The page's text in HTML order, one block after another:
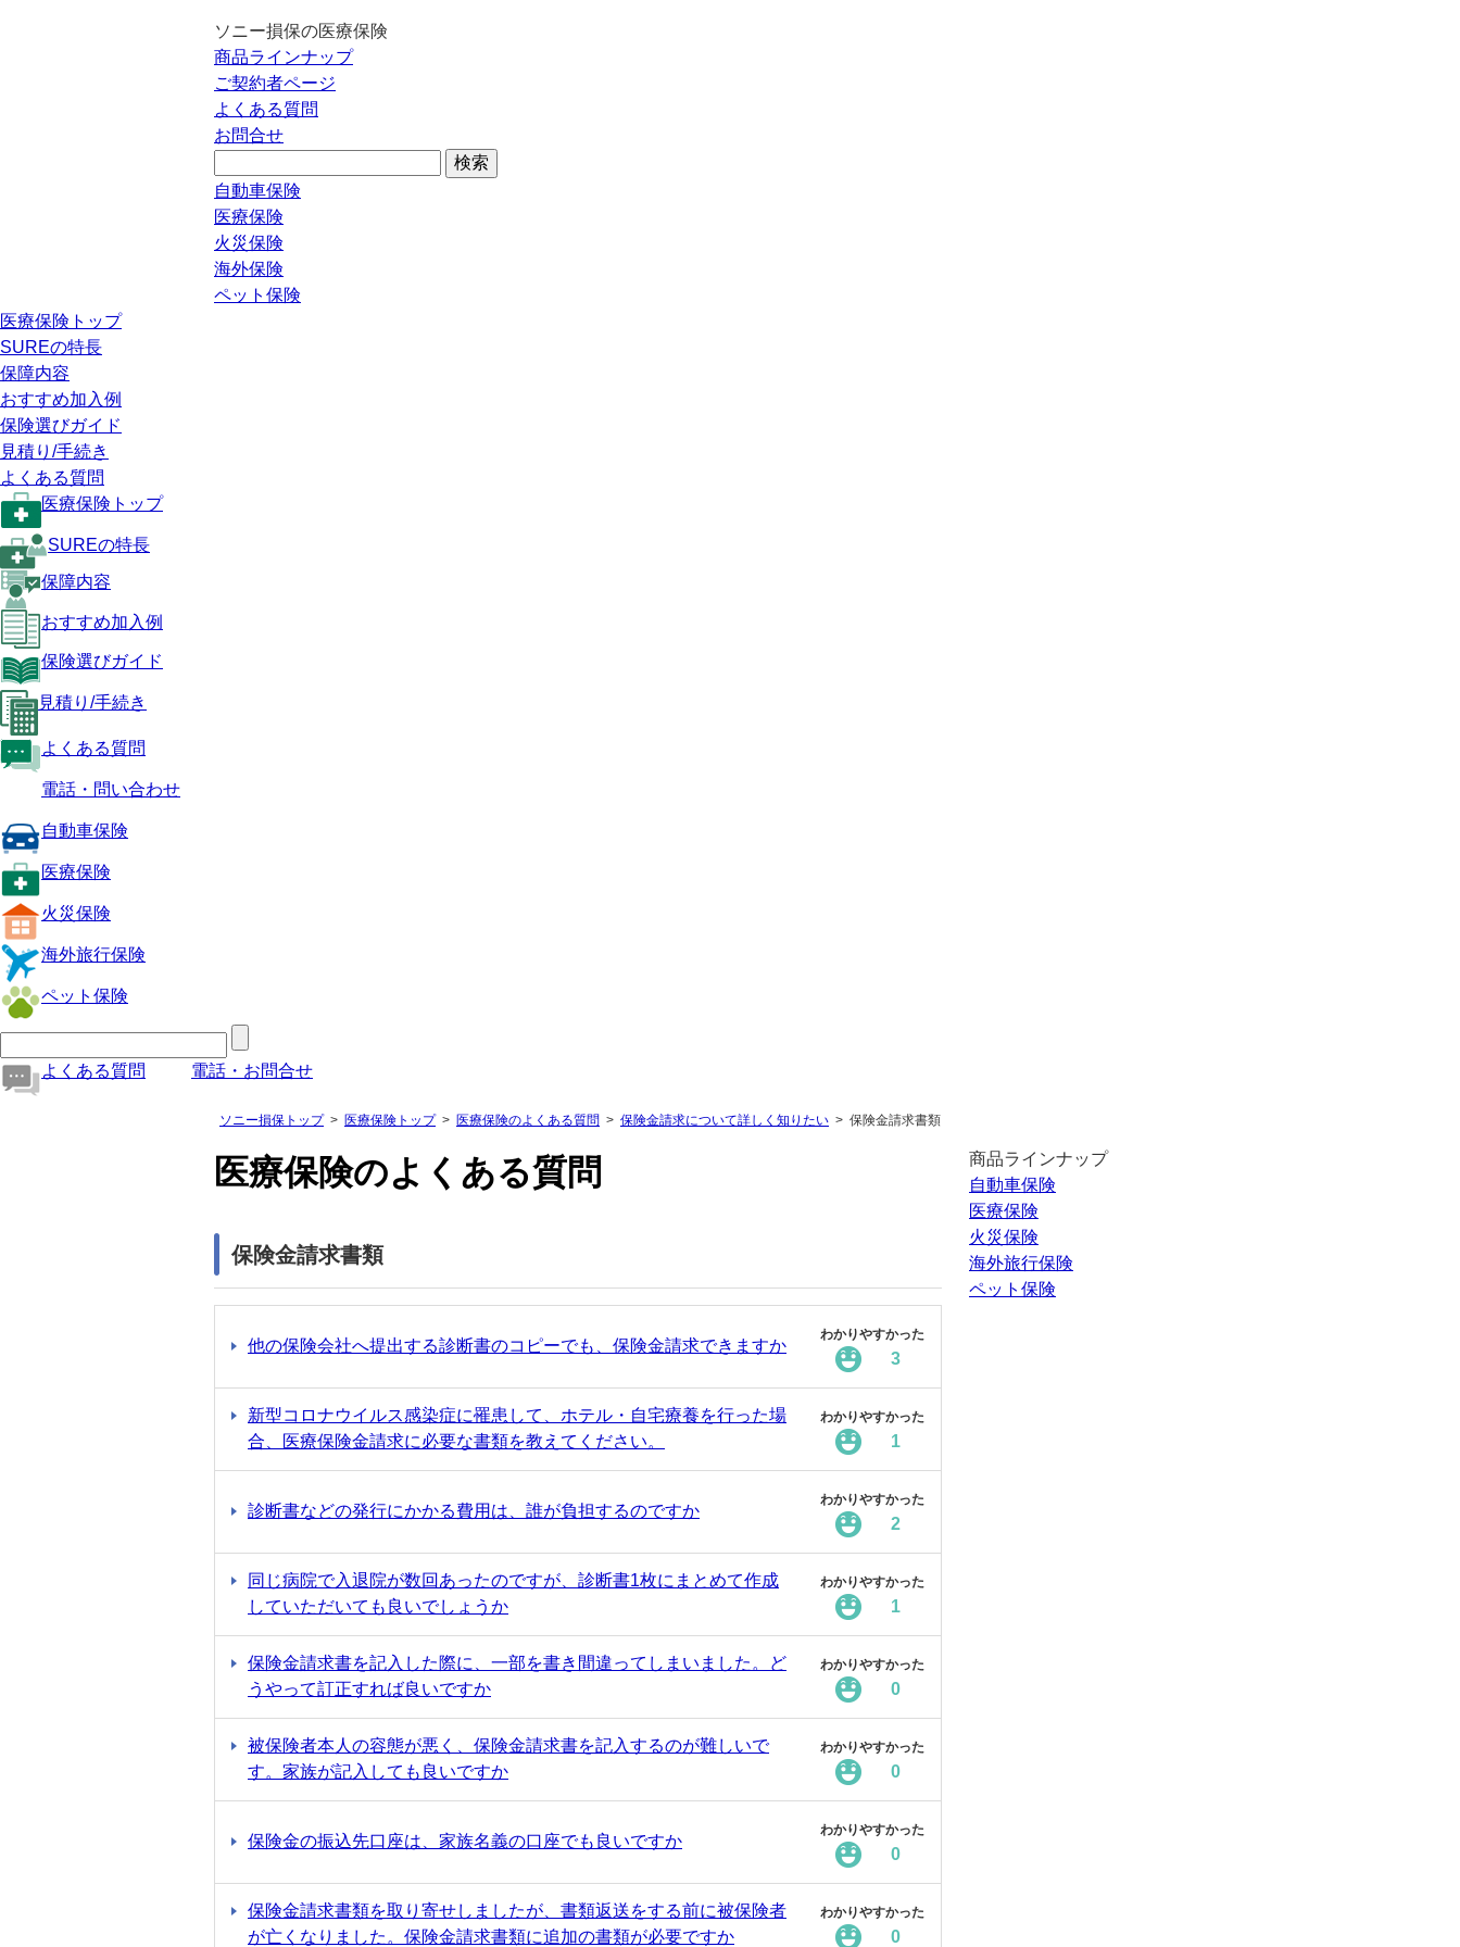
ソニー損保の医療保険
商品ラインナップ
ご契約者ページ
よくある質問
お問合せ
自動車保険
医療保険
火災保険
海外保険
ペット保険
医療保険トップ
SUREの特長
保障内容
おすすめ加入例
保険選びガイド
見積り/手続き
よくある質問
医療保険トップ
SUREの特長
保障内容
おすすめ加入例
保険選びガイド
見積り/手続き
よくある質問
電話・問い合わせ
自動車保険
医療保険
火災保険
海外旅行保険
ペット保険
よくある質問 電話・お問合せ
ソニー損保トップ 医療保険トップ 医療保険のよくある質問 保険金請求について詳しく知りたい 保険金請求書類
医療保険のよくある質問
保険金請求書類
他の保険会社へ提出する診断書のコピーでも、保険金請求できますか
わかりやすかった
3
新型コロナウイルス感染症に罹患して、ホテル・自宅療養を行った場
合、医療保険金請求に必要な書類を教えてください。
わかりやすかった
1
診断書などの発行にかかる費用は、誰が負担するのですか
わかりやすかった
2
同じ病院で入退院が数回あったのですが、診断書1枚にまとめて作成
していただいても良いでしょうか
わかりやすかった
1
保険金請求書を記入した際に、一部を書き間違ってしまいました。ど
うやって訂正すれば良いですか
わかりやすかった
0
被保険者本人の容態が悪く、保険金請求書を記入するのが難しいで
す。家族が記入しても良いですか
わかりやすかった
0
保険金の振込先口座は、家族名義の口座でも良いですか
わかりやすかった
0
保険金請求書類を取り寄せしましたが、書類返送をする前に被保険者
が亡くなりました。保険金請求書類に追加の書類が必要ですか
わかりやすかった
0
商品ラインナップ
自動車保険
医療保険
火災保険
海外旅行保険
ペット保険